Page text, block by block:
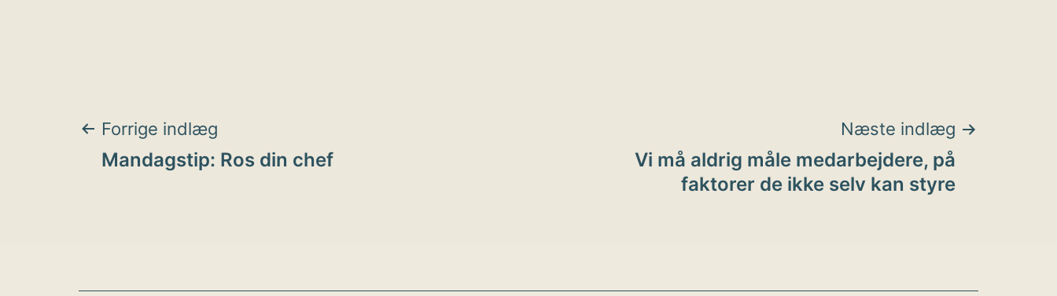
Indlægsnavigation
Forrige indlæg
Mandagstip: Ros din chef
Næste indlæg
Vi må aldrig måle medarbejdere, på
faktorer de ikke selv kan styre